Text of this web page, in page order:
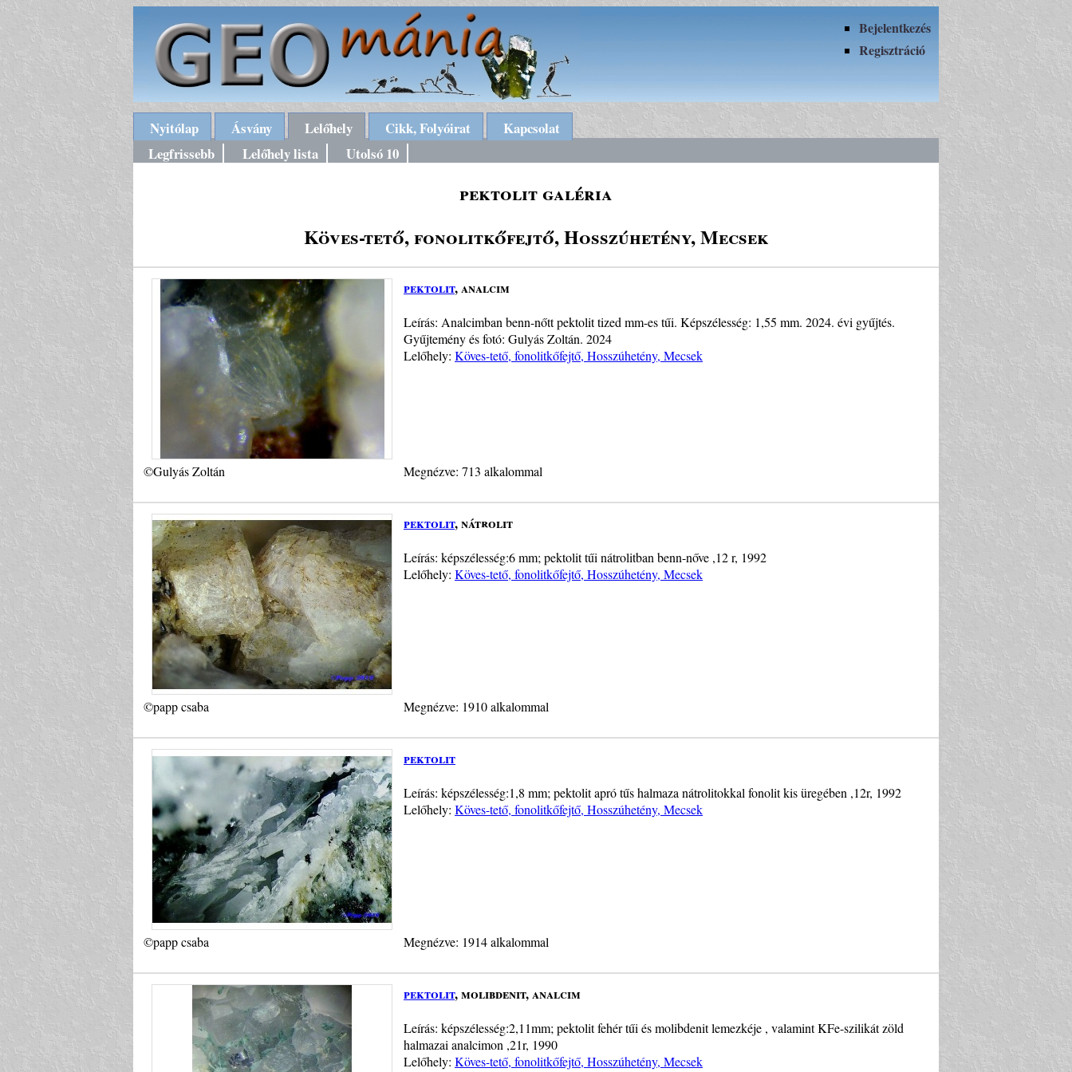
Bejelentkezés
Regisztráció
Nyitólap Ásvány Lelőhely Cikk, Folyóirat
Kapcsolat
Legfrissebb
Lelőhely lista Utolsó 10
pektolit galéria
Köves-tető, fonolitkőfejtő, Hosszúhetény, Mecsek
pektolit, analcim
Leírás: Analcimban benn-nőtt pektolit tized mm-es tűi. Képszélesség: 1,55 mm. 2024. évi gyűjtés.
Gyűjtemény és fotó: Gulyás Zoltán. 2024
Lelőhely: Köves-tető, fonolitkőfejtő, Hosszúhetény, Mecsek
©Gulyás Zoltán Megnézve: 713 alkalommal
pektolit, nátrolit
Leírás: képszélesség:6 mm; pektolit tűi nátrolitban benn-nőve ,12 r, 1992
Lelőhely: Köves-tető, fonolitkőfejtő, Hosszúhetény, Mecsek
©papp csaba Megnézve: 1910 alkalommal
pektolit
Leírás: képszélesség:1,8 mm; pektolit apró tűs halmaza nátrolitokkal fonolit kis üregében ,12r, 1992
Lelőhely: Köves-tető, fonolitkőfejtő, Hosszúhetény, Mecsek
©papp csaba Megnézve: 1914 alkalommal
pektolit, molibdenit, analcim
Leírás: képszélesség:2,11mm; pektolit fehér tűi és molibdenit lemezkéje , valamint KFe-szilikát zöld
halmazai analcimon ,21r, 1990
Lelőhely: Köves-tető, fonolitkőfejtő, Hosszúhetény, Mecsek